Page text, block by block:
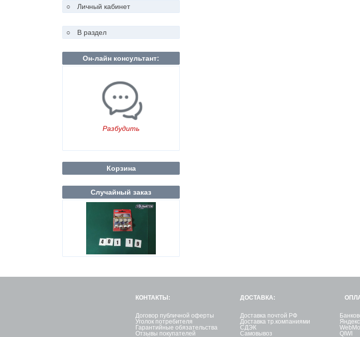
○
Личный кабинет
○ В раздел
Он-лайн консультант:
Разбудить
Корзина
Случайный заказ
КОНТАКТЫ:
Договор публичной оферты
Уголок потребителя
Гарантийные обязательства
Отзывы покупателей
ДОСТАВКА:
Доставка почтой РФ
Доставка тр.компаниями
СДЭК
Самовывоз
QIWI